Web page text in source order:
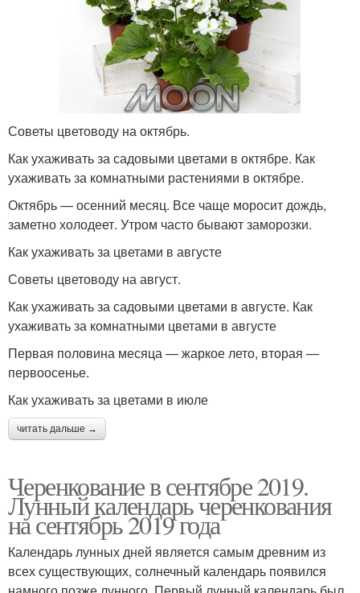
Советы цветоводу на октябрь.
Как ухаживать за садовыми цветами в октябре. Как
ухаживать за комнатными растениями в октябре.
Октябрь — осенний месяц. Все чаще моросит дождь,
заметно холодеет. Утром часто бывают заморозки.
Как ухаживать за цветами в августе
Советы цветоводу на август.
Как ухаживать за садовыми цветами в августе. Как
ухаживать за комнатными цветами в августе
Первая половина месяца — жаркое лето, вторая —
первоосенье.
Как ухаживать за цветами в июле
читать дальше →
Черенкование в сентябре 2019.
Лунный календарь черенкования
на сентябрь 2019 года
Календарь лунных дней является самым древним из
всех существующих, солнечный календарь появился